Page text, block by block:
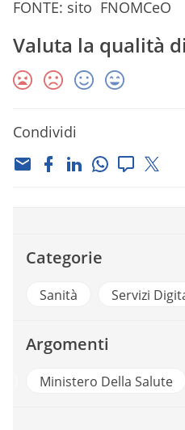
FONTE: sito FNOMCeO
Valuta la qualità
Condividi
Categorie
Sanità Servizi
Argomenti
Ministero Della Salute